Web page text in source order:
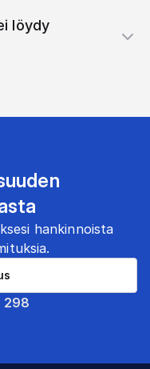
löydy
hankinnoista
298